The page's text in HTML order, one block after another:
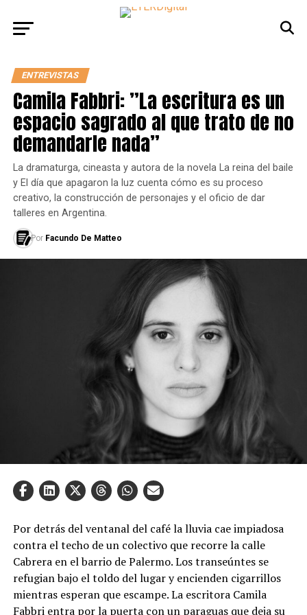
ENTREVISTAS
Camila Fabbri: ”La escritura es un
espacio sagrado al que trato de no
demandarle nada”
La dramaturga, cineasta y autora de la novela La reina del baile
y El día que apagaron la luz cuenta cómo es su proceso
creativo, la construcción de personajes y el oficio de dar
talleres en Argentina.
Por Facundo De Matteo
Por detrás del ventanal del café la lluvia cae impiadosa
contra el techo de un colectivo que recorre la calle
Cabrera en el barrio de Palermo. Los transeúntes se
refugian bajo el toldo del lugar y encienden cigarrillos
mientras esperan que escampe. La escritora Camila
Fabbri entra por la puerta con un paraguas que deja su